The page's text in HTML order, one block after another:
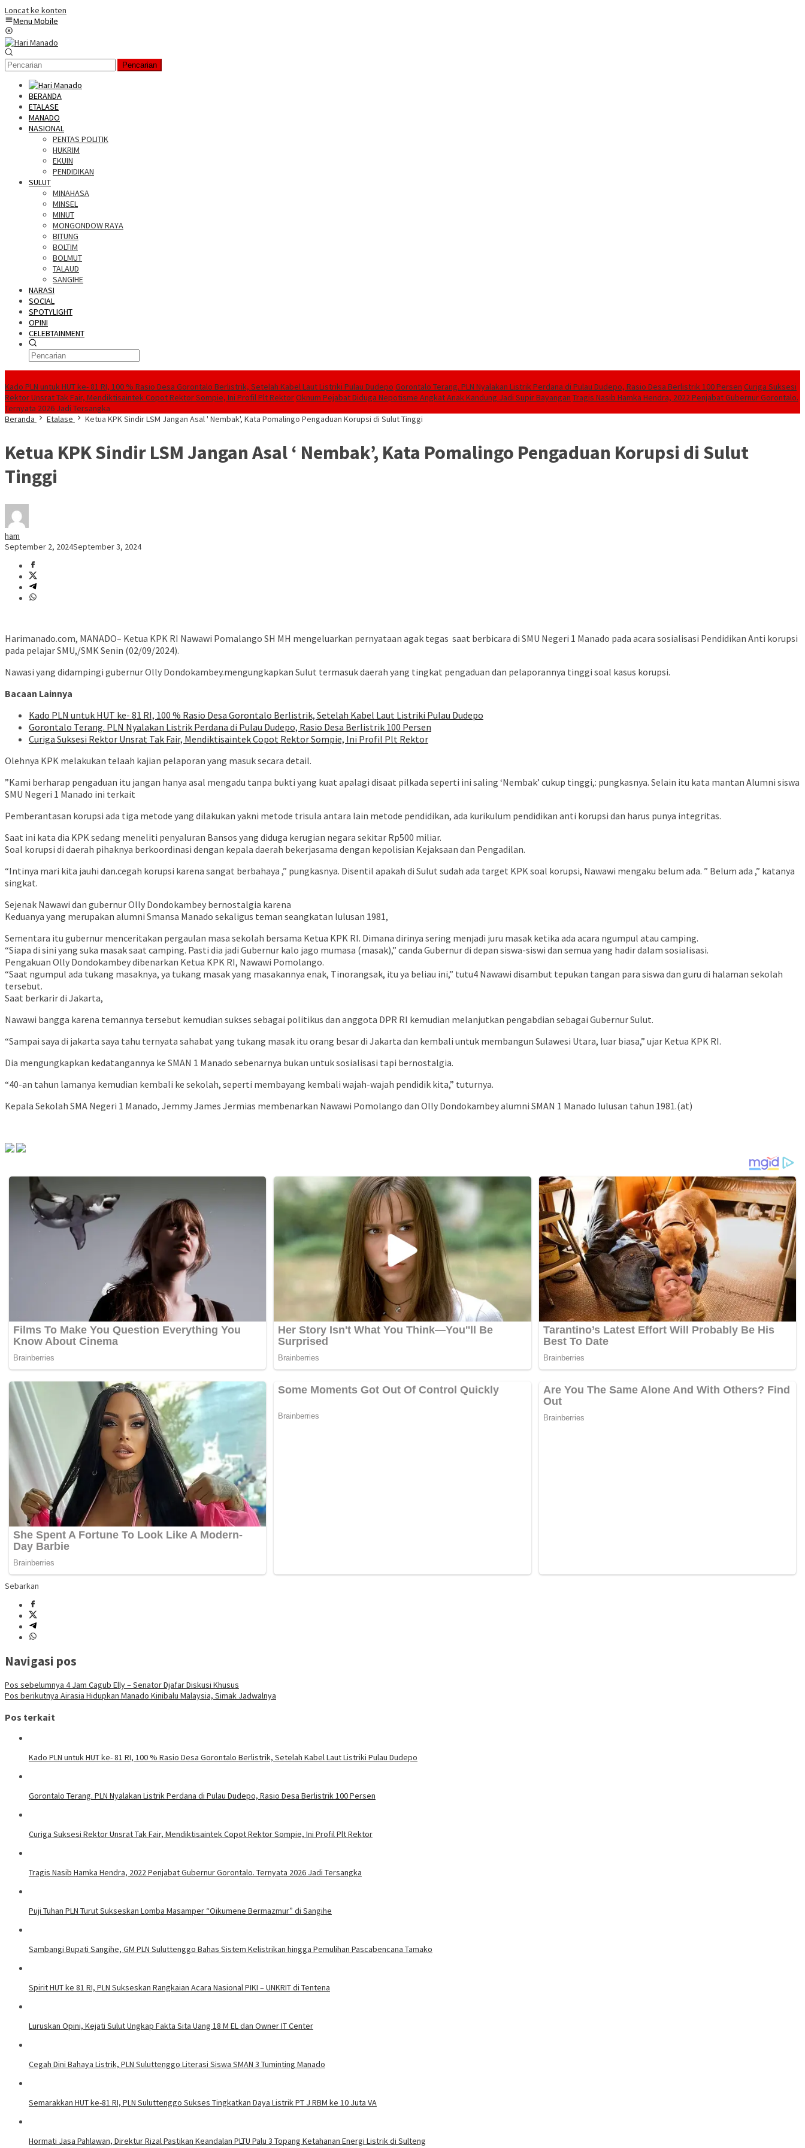
Loncat ke konten
Menu Mobile
Pencarian
BERANDA
ETALASE
MANADO
NASIONAL
PENTAS POLITIK
HUKRIM
EKUIN
PENDIDIKAN
SULUT
MINAHASA
MINSEL
MINUT
MONGONDOW RAYA
BITUNG
BOLTIM
BOLMUT
TALAUD
SANGIHE
NARASI
SOCIAL
SPOTYLIGHT
OPINI
CELEBTAINMENT
Kado PLN untuk HUT ke- 81 RI, 100 % Rasio Desa Gorontalo Berlistrik, Setelah Kabel Laut Listriki Pulau Dudepo Gorontalo Terang. PLN Nyalakan Listrik Perdana di Pulau Dudepo, Rasio Desa Berlistrik 100 Persen Curiga Suksesi
Rektor Unsrat Tak Fair, Mendiktisaintek Copot Rektor Sompie, Ini Profil Plt RektorOknum Pejabat Diduga Nepotisme Angkat Anak Kandung Jadi Supir Bayangan Tragis Nasib Hamka Hendra, 2022 Penjabat Gubernur Gorontalo.
Ternyata 2026 Jadi Tersangka
Beranda
Etalase Ketua KPK Sindir LSM Jangan Asal ' Nembak', Kata Pomalingo Pengaduan Korupsi di Sulut Tinggi
Ketua KPK Sindir LSM Jangan Asal ‘ Nembak’, Kata Pomalingo Pengaduan Korupsi di Sulut
Tinggi
ham
September 2, 2024September 3, 2024
Harimanado.com, MANADO– Ketua KPK RI Nawawi Pomalango SH MH mengeluarkan pernyataan agak tegas saat berbicara di SMU Negeri 1 Manado pada acara sosialisasi Pendidikan Anti korupsi
pada pelajar SMU,/SMK Senin (02/09/2024).
Nawasi yang didampingi gubernur Olly Dondokambey.mengungkapkan Sulut termasuk daerah yang tingkat pengaduan dan pelaporannya tinggi soal kasus korupsi.
Bacaan Lainnya
Kado PLN untuk HUT ke- 81 RI, 100 % Rasio Desa Gorontalo Berlistrik, Setelah Kabel Laut Listriki Pulau Dudepo
Gorontalo Terang. PLN Nyalakan Listrik Perdana di Pulau Dudepo, Rasio Desa Berlistrik 100 Persen
Curiga Suksesi Rektor Unsrat Tak Fair, Mendiktisaintek Copot Rektor Sompie, Ini Profil Plt Rektor
Olehnya KPK melakukan telaah kajian pelaporan yang masuk secara detail.
”Kami berharap pengaduan itu jangan hanya asal mengadu tanpa bukti yang kuat apalagi disaat pilkada seperti ini saling ‘Nembak’ cukup tinggi,: pungkasnya. Selain itu kata mantan Alumni siswa
SMU Negeri 1 Manado ini terkait
Pemberantasan korupsi ada tiga metode yang dilakukan yakni metode trisula antara lain metode pendidikan, ada kurikulum pendidikan anti korupsi dan harus punya integritas.
Saat ini kata dia KPK sedang meneliti penyaluran Bansos yang diduga kerugian negara sekitar Rp500 miliar.
Soal korupsi di daerah pihaknya berkoordinasi dengan kepala daerah bekerjasama dengan kepolisian Kejaksaan dan Pengadilan.
“Intinya mari kita jauhi dan.cegah korupsi karena sangat berbahaya ,” pungkasnya. Disentil apakah di Sulut sudah ada target KPK soal korupsi, Nawawi mengaku belum ada. ” Belum ada ,” katanya
singkat.
Sejenak Nawawi dan gubernur Olly Dondokambey bernostalgia karena
Keduanya yang merupakan alumni Smansa Manado sekaligus teman seangkatan lulusan 1981,
Sementara itu gubernur menceritakan pergaulan masa sekolah bersama Ketua KPK RI. Dimana dirinya sering menjadi juru masak ketika ada acara ngumpul atau camping.
“Siapa di sini yang suka masak saat camping. Pasti dia jadi Gubernur kalo jago mumasa (masak),” canda Gubernur di depan siswa-siswi dan semua yang hadir dalam sosialisasi.
Pengakuan Olly Dondokambey dibenarkan Ketua KPK RI, Nawawi Pomolango.
“Saat ngumpul ada tukang masaknya, ya tukang masak yang masakannya enak, Tinorangsak, itu ya beliau ini,” tutu4 Nawawi disambut tepukan tangan para siswa dan guru di halaman sekolah
tersebut.
Saat berkarir di Jakarta,
Nawawi bangga karena temannya tersebut kemudian sukses sebagai politikus dan anggota DPR RI kemudian melanjutkan pengabdian sebagai Gubernur Sulut.
“Sampai saya di jakarta saya tahu ternyata sahabat yang tukang masak itu orang besar di Jakarta dan kembali untuk membangun Sulawesi Utara, luar biasa,” ujar Ketua KPK RI.
Dia mengungkapkan kedatangannya ke SMAN 1 Manado sebenarnya bukan untuk sosialisasi tapi bernostalgia.
“40-an tahun lamanya kemudian kembali ke sekolah, seperti membayang kembali wajah-wajah pendidik kita,” tuturnya.
Kepala Sekolah SMA Negeri 1 Manado, Jemmy James Jermias membenarkan Nawawi Pomolango dan Olly Dondokambey alumni SMAN 1 Manado lulusan tahun 1981.(at)
Sebarkan
Navigasi pos
Pos sebelumnya 4 Jam Cagub Elly – Senator Djafar Diskusi Khusus
Pos berikutnya Airasia Hidupkan Manado Kinibalu Malaysia, Simak Jadwalnya
Pos terkait
Kado PLN untuk HUT ke- 81 RI, 100 % Rasio Desa Gorontalo Berlistrik, Setelah Kabel Laut Listriki Pulau Dudepo
Gorontalo Terang. PLN Nyalakan Listrik Perdana di Pulau Dudepo, Rasio Desa Berlistrik 100 Persen
Curiga Suksesi Rektor Unsrat Tak Fair, Mendiktisaintek Copot Rektor Sompie, Ini Profil Plt Rektor
Tragis Nasib Hamka Hendra, 2022 Penjabat Gubernur Gorontalo. Ternyata 2026 Jadi Tersangka
Puji Tuhan PLN Turut Sukseskan Lomba Masamper “Oikumene Bermazmur” di Sangihe
Sambangi Bupati Sangihe, GM PLN Suluttenggo Bahas Sistem Kelistrikan hingga Pemulihan Pascabencana Tamako
Spirit HUT ke 81 RI, PLN Sukseskan Rangkaian Acara Nasional PIKI – UNKRIT di Tentena
Luruskan Opini, Kejati Sulut Ungkap Fakta Sita Uang 18 M EL dan Owner IT Center
Cegah Dini Bahaya Listrik, PLN Suluttenggo Literasi Siswa SMAN 3 Tuminting Manado
Semarakkan HUT ke-81 RI, PLN Suluttenggo Sukses Tingkatkan Daya Listrik PT J RBM ke 10 Juta VA
Hormati Jasa Pahlawan, Direktur Rizal Pastikan Keandalan PLTU Palu 3 Topang Ketahanan Energi Listrik di Sulteng